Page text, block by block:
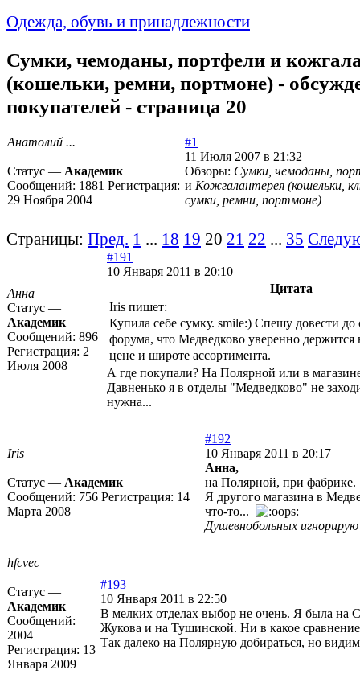
Одежда, обувь и принадлежности
Сумки, чемоданы, портфели и
(кошельки, ремни, портмоне) -
покупателей - страница 20
Анатолий ...
Статус — Академик
Сообщений: 1881 Регистрация:
29 Ноября 2004
#1
11 Июля 2007 в 21:32
Обзоры: Сумки, чемоданы,
и Кожгалантерея (кошельки,
сумки, ремни, портмоне)
Страницы: Пред. 1 ... 18 19 20 21 22 ... 35
Анна
Статус —
Академик
Сообщений: 896
Регистрация: 2
Июля 2008
#191
10 Января 2011 в 20:10
Цитата
Iris пишет:
Купила себе сумку. smile:) Спешу довести до
форума, что Медведково уверенно держится
цене и широте ассортимента.
А где покупали? На Полярной или в
Давненько я в отделы "Медведково" не
нужна...
Iris
Статус — Академик
Сообщений: 756 Регистрация: 14
Марта 2008
#192
10 Января 2011 в 20:17
Анна,
на Полярной, при фабрике.
Я другого магазина в
что-то...
Душевнобольных игнорирую
hfcvec
Статус —
Академик
Сообщений:
2004
Регистрация: 13
Января 2009
#193
10 Января 2011 в 22:50
В мелких отделах выбор не очень. Я была на
Жукова и на Тушинской. Ни в какое
Так далеко на Полярную добираться, но